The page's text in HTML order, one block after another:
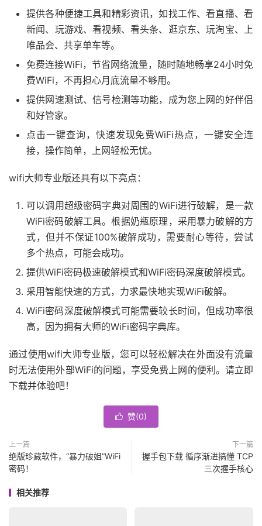
提供各种便捷工具和精彩资讯，如找工作、看直播、看
新闻、玩游戏、看视频、看头条、逛京东、玩淘宝、上
唯品会、共享单车等。
免费连接WiFi，节省网络流量，随时随地畅享24小时免
费WiFi，不再担心月底流量不够用。
提供网速测试、信号检测等功能，成为您上网的好伴侣
和好管家。
点击一键查询，快速发现免费WiFi热点，一键安全连
接，操作简单，上网轻松无忧。
wifi大师专业版还具有以下亮点：
可以调用超级密码字典对周围的WiFi进行破解，是一款
WiFi密码破解工具。根据奶瓶原理，采用暴力破解的方
式，但并不保证100%破解成功，需要耐心等待，尝试
多个热点，可能会成功。
提供WiFi密码极速破解模式和WiFi密码深度破解模式。
采用智能快速的方式，力求最快地实现WiFi破解。
WiFi密码深度破解模式可能需要较长时间，但成功率很
高，因为拥有大师的WiFi密码字典库。
通过使用wifi大师专业版，您可以轻松解决在外面没有流量
时无法使用外部WiFi的问题，享受免费上网的便利。请立即
下载并体验吧！
 赞(0)
上一篇
绝版珍藏软件，“暴力破姐”WiFi
密码！
下一篇
握手包下载 循序渐进搞懂 TCP
三次握手核心
相关推荐